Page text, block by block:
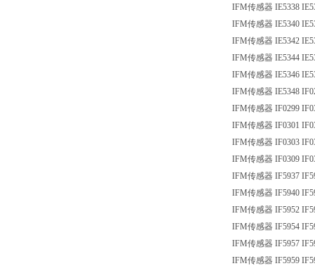
IFM传感器 IE5338
IFM传感器 IE5340
IFM传感器 IE5342
IFM传感器 IE5344
IFM传感器 IE5346
IFM传感器 IE5348
IFM传感器 IF0299
IFM传感器 IF0301
IFM传感器 IF0303
IFM传感器 IF0309
IFM传感器 IF5937
IFM传感器 IF5940
IFM传感器 IF5952
IFM传感器 IF5954
IFM传感器 IF5957
IFM传感器 IF5959